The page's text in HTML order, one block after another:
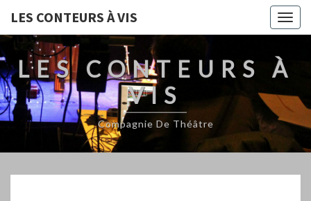
LES CONTEURS À VIS
LES CONTEURS À
VIS
Compagnie De Théâtre